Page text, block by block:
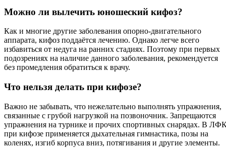
Можно ли вылечить юношеский кифоз?
Как и многие другие заболевания опорно-двигательного
аппарата, кифоз поддаётся лечению. Однако легче всего
избавиться от недуга на ранних стадиях. Поэтому при первых
подозрениях на наличие данного заболевания, рекомендуется
без промедления обратиться к врачу.
Что нельзя делать при кифозе?
Важно не забывать, что нежелательно выполнять упражнения,
связанные с грубой нагрузкой на позвоночник. Запрещаются
упражнения на турнике и прочих спортивных снарядах. В
при кифозе применяется дыхательная гимнастика, позы на
коленях, изгиб корпуса вниз, потягивания и другие элементы.